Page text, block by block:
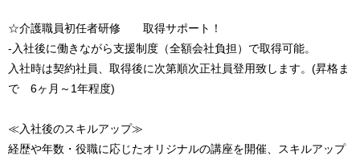
☆介護職員初任者研修 取得サポート！
-入社後に働きながら支援制度（全額会社負担）で取得可能。
入社時は契約社員、取得後に次第順次正社員登用致します。(昇格ま
で 6ヶ月～1年程度)
≪入社後のスキルアップ≫
経歴や年数・役職に応じたオリジナルの講座を開催、スキルアップ